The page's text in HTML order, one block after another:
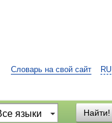
RU
Словарь на свой сайт
Найти!